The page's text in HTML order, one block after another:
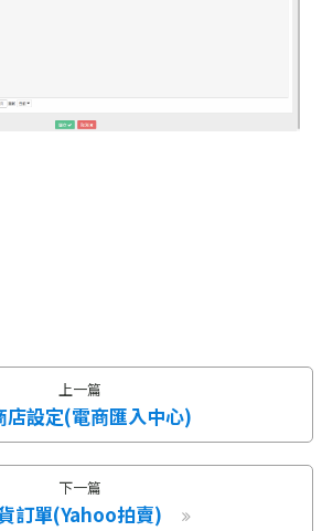
上一篇
店設定(電商匯入中心)
下一篇
訂單(Yahoo拍賣)